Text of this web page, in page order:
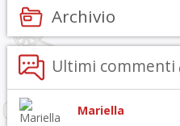
Archivio
Ultimi commenti
Mariella